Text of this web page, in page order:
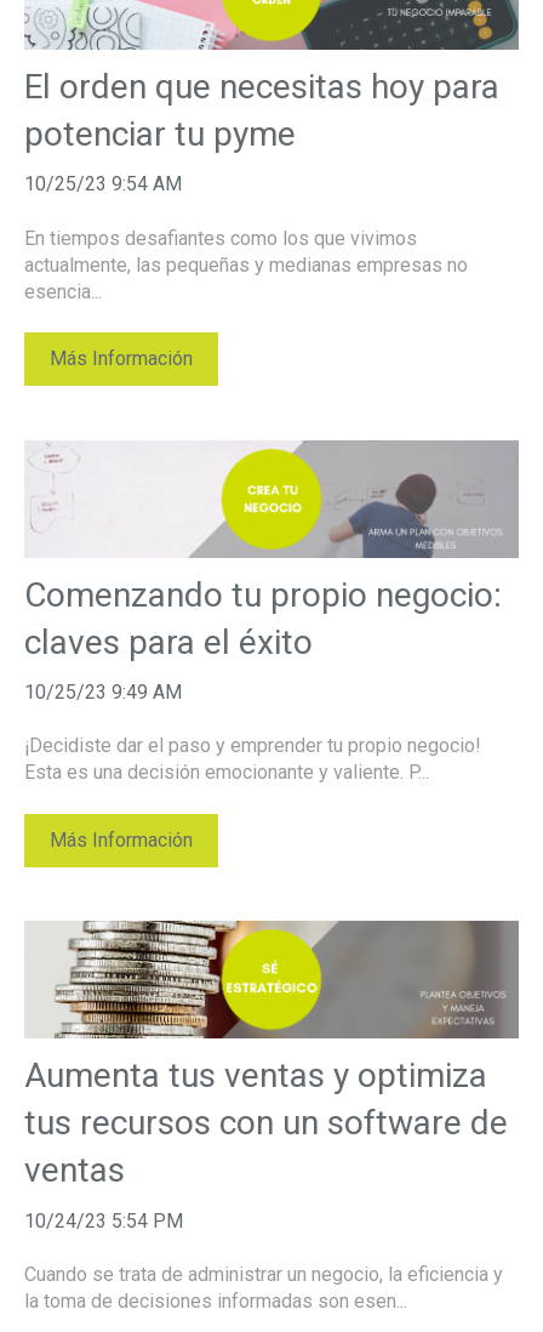
El orden que necesitas hoy para
potenciar tu pyme
10/25/23 9:54 AM
En tiempos desafiantes como los que vivimos
actualmente, las pequeñas y medianas empresas no
esencia...
Más Información
Comenzando tu propio negocio:
claves para el éxito
10/25/23 9:49 AM
¡Decidiste dar el paso y emprender tu propio negocio!
Esta es una decisión emocionante y valiente. P...
Más Información
Aumenta tus ventas y optimiza
tus recursos con un software de
ventas
10/24/23 5:54 PM
Cuando se trata de administrar un negocio, la eficiencia y
la toma de decisiones informadas son esen...